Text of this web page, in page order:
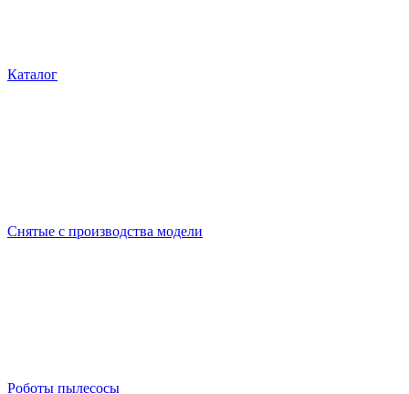
Каталог
Снятые с производства модели
Роботы пылесосы